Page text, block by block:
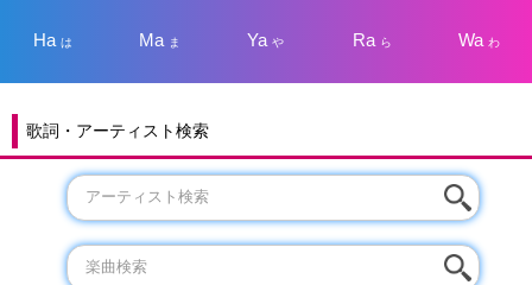
Haは Ma ま Yaや Ra ら Wa わ
歌詞・アーティスト検索